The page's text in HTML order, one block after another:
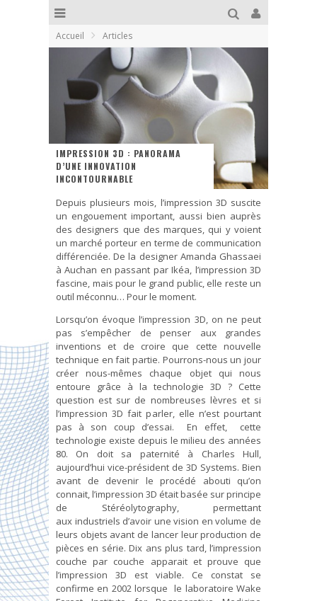
Accueil Articles
IMPRESSION 3D : PANORAMA
D’UNE INNOVATION
INCONTOURNABLE
Depuis plusieurs mois, l’impression 3D suscite
un engouement important, aussi bien auprès
des designers que des marques, qui y voient
un marché porteur en terme de communication
différenciée. De la designer Amanda Ghassaei
à Auchan en passant par Ikéa, l’impression 3D
fascine, mais pour le grand public, elle reste un
outil méconnu… Pour le moment.
Lorsqu’on évoque l’impression 3D, on ne peut
pas s’empêcher de penser aux grandes
inventions et de croire que cette nouvelle
technique en fait partie. Pourrons-nous un jour
créer nous-mêmes chaque objet qui nous
entoure grâce à la technologie 3D ? Cette
question est sur de nombreuses lèvres et si
l’impression 3D fait parler, elle n’est pourtant
pas à son coup d’essai. En effet, cette
technologie existe depuis le milieu des années
80. On doit sa paternité à Charles Hull,
aujourd’hui vice-président de 3D Systems. Bien
avant de devenir le procédé abouti qu’on
connait, l’impression 3D était basée sur principe
de Stéréolytography, permettant
aux industriels d’avoir une vision en volume de
leurs objets avant de lancer leur production de
pièces en série. Dix ans plus tard, l’impression
couche par couche apparait et prouve que
l’impression 3D est viable. Ce constat se
confirme en 2002 lorsque le laboratoire Wake